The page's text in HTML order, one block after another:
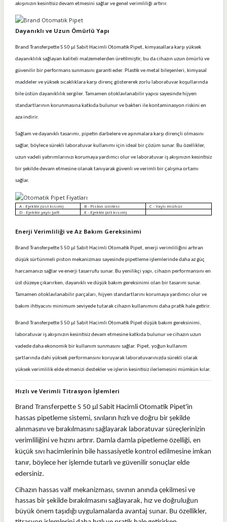
akışınızın kesintisiz devam etmesini sağlar ve genel verimliliği artırır.
Dayanıklı ve Uzun Ömürlü Yapı
Brand Transferpette S 50 µl Sabit Hacimli Otomatik Pipet, kimyasallara karşı yüksek
dayanıklılık sağlayan kaliteli malzemelerden üretilmiştir, bu da cihazın uzun ömürlü ve
güvenilir bir performans sunmasını garanti eder. Plastik ve metal bileşenleri, kimyasal
maddeler ve yüksek sıcaklıklara karşı direnç göstererek zorlu laboratuvar koşullarında
bile üstün dayanıklılık sergiler. Tamamen otoklavlanabilir yapısı sayesinde hijyen
standartlarının korunmasına katkıda bulunur ve bakteri ile kontaminasyon riskini en
aza indirir.
Sağlam ve dayanıklı tasarımı, pipetin darbelere ve aşınmalara karşı dirençli olmasını
sağlar, böylece sürekli laboratuvar kullanımı için ideal bir çözüm sunar. Bu özellikler,
uzun vadeli yatırımlarınızı korumaya yardımcı olur ve laboratuvar iş akışınızın kesintisiz
bir şekilde devam etmesine olanak tanıyarak güvenli ve verimli bir çalışma ortamı
sağlar.
A - Ejektör (üst kısım) B - Piston ünitesi
C - Yaylı mühür
D - Ejektör yaylı şaft
E - Ejektör (alt kısım)
Enerji Verimliliği ve Az Bakım Gereksinimi
Brand Transferpette S 50 µl Sabit Hacimli Otomatik Pipet, enerji verimliliğini artıran
düşük sürtünmeli piston mekanizması sayesinde pipetleme işlemlerinde daha az güç
harcamanızı sağlar ve enerji tasarrufu sunar. Bu yenilikçi yapı, cihazın performansını en
üst düzeye çıkarırken, dayanıklı ve düşük bakım gereksinimi olan bir tasarım sunar.
Tamamen otoklavlanabilir parçaları, hijyen standartlarını korumaya yardımcı olur ve
bakım ihtiyacını minimum seviyede tutarak cihazın kullanımını daha pratik hale getirir.
Brand Transferpette S 50 µl Sabit Hacimli Otomatik Pipet düşük bakım gereksinimi,
laboratuvar iş akışınızın kesintisiz devam etmesine katkıda bulunur ve cihazın uzun
vadede daha ekonomik bir kullanım sunmasını sağlar. Pipet, yoğun kullanım
şartlarında dahi yüksek performansını koruyarak laboratuvarınızda sürekli olarak
yüksek verimlilik elde etmenizi destekler ve işlerin kesintisiz ilerlemesini mümkün kılar.
Hızlı ve Verimli Titrasyon İşlemleri
Brand Transferpette S 50 µl Sabit Hacimli Otomatik Pipet'in
hassas pipetleme sistemi, sıvıların hızlı ve doğru bir şekilde
alınmasını ve bırakılmasını sağlayarak laboratuvar süreçlerinizin
verimliliğini ve hızını artırır. Damla damla pipetleme özelliği, en
küçük sıvı hacimlerinin bile hassasiyetle kontrol edilmesine imkan
tanır, böylece her işlemde tutarlı ve güvenilir sonuçlar elde
edersiniz.
Cihazın hassas valf mekanizması, sıvının anında çekilmesi ve
hassas bir şekilde bırakılmasını sağlayarak, hız ve doğruluğun
büyük önem taşıdığı uygulamalarda avantaj sunar. Bu özellikler,